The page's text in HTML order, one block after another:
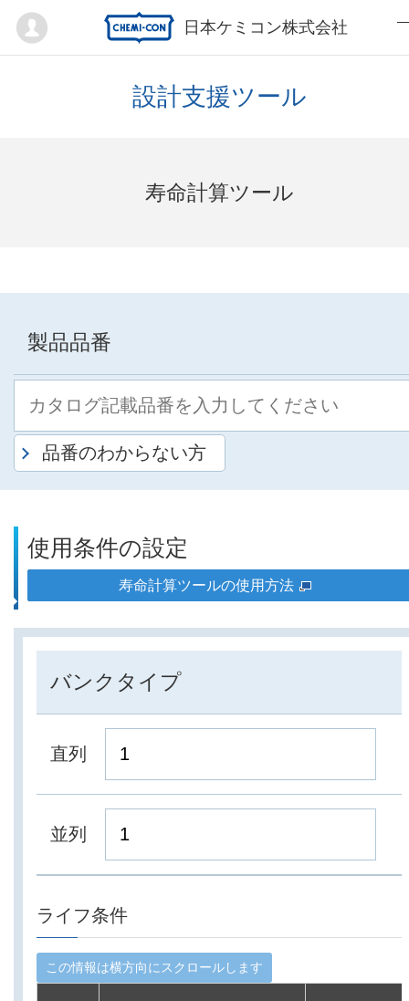
日本ケミコン株式会社
Mypage
設計支援ツール
寿命計算ツール
製品品番
品番のわからない方
使用条件の設定
寿命計算ツールの使用方法
バンクタイプ
直列
並列
ライフ条件